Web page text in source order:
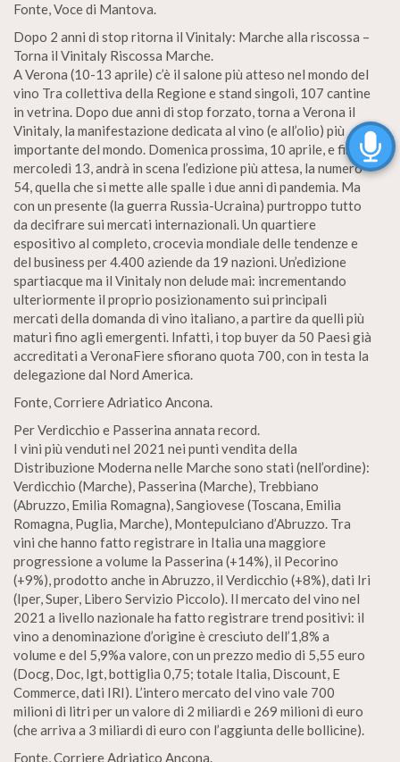
Fonte, Voce di Mantova.
Dopo 2 anni di stop ritorna il Vinitaly: Marche alla riscossa –
Torna il Vinitaly Riscossa Marche.
A Verona (10-13 aprile) c’è il salone più atteso nel mondo del
vino Tra collettiva della Regione e stand singoli, 107 cantine
in vetrina. Dopo due anni di stop forzato, torna a Verona il
Vinitaly, la manifestazione dedicata al vino (e all’olio) più
importante del mondo. Domenica prossima, 10 aprile, e fino a
mercoledì 13, andrà in scena l’edizione più attesa, la numero
54, quella che si mette alle spalle i due anni di pandemia. Ma
con un presente (la guerra Russia-Ucraina) purtroppo tutto
da decifrare sui mercati internazionali. Un quartiere
espositivo al completo, crocevia mondiale delle tendenze e
del business per 4.400 aziende da 19 nazioni. Un’edizione
spartiacque ma il Vinitaly non delude mai: incrementando
ulteriormente il proprio posizionamento sui principali
mercati della domanda di vino italiano, a partire da quelli più
maturi fino agli emergenti. Infatti, i top buyer da 50 Paesi già
accreditati a VeronaFiere sfiorano quota 700, con in testa la
delegazione dal Nord America.
Fonte, Corriere Adriatico Ancona.
Per Verdicchio e Passerina annata record.
I vini più venduti nel 2021 nei punti vendita della
Distribuzione Moderna nelle Marche sono stati (nell’ordine):
Verdicchio (Marche), Passerina (Marche), Trebbiano
(Abruzzo, Emilia Romagna), Sangiovese (Toscana, Emilia
Romagna, Puglia, Marche), Montepulciano d’Abruzzo. Tra
vini che hanno fatto registrare in Italia una maggiore
progressione a volume la Passerina (+14%), il Pecorino
(+9%), prodotto anche in Abruzzo, il Verdicchio (+8%), dati Iri
(Iper, Super, Libero Servizio Piccolo). Il mercato del vino nel
2021 a livello nazionale ha fatto registrare trend positivi: il
vino a denominazione d’origine è cresciuto dell’1,8% a
volume e del 5,9%a valore, con un prezzo medio di 5,55 euro
(Docg, Doc, Igt, bottiglia 0,75; totale Italia, Discount, E
Commerce, dati IRI). L’intero mercato del vino vale 700
milioni di litri per un valore di 2 miliardi e 269 milioni di euro
(che arriva a 3 miliardi di euro con l’aggiunta delle bollicine).
Fonte, Corriere Adriatico Ancona.